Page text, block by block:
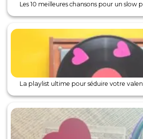
Les 10 meilleures chansons pour un slow
La playlist ultime pour séduire votre